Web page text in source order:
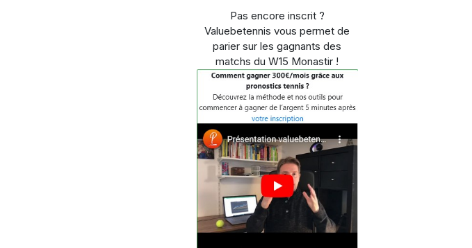
Pas encore inscrit ?
Valuebetennis vous permet de
parier sur les gagnants des
matchs du W15 Monastir !